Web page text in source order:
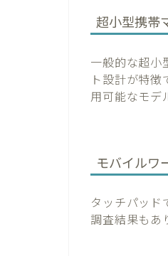
超小型携帯
一般的な超小
ト設計が特
用可能なモデ
モバイルワ
タッチパッド
調査結果もあ